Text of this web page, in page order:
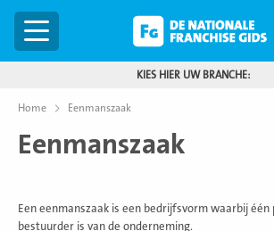
Menu
KIES HIER UW BRANCHE:
Home Eenmanszaak
Eenmanszaak
Een eenmanszaak is een bedrijfsvorm waarbij
bestuurder is van de onderneming.